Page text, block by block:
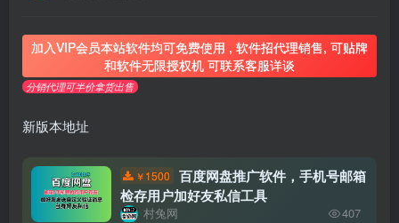
加入VIP会员本站软件均可免费使用 , 软件招代理销售, 可贴牌
和软件无限授权机 可联系客服详谈
分销代理可半价拿货出售
新版本地址
￥ 1500
百度网盘推广软件，手机号邮箱
检存用户加好友私信工具
村兔网 407